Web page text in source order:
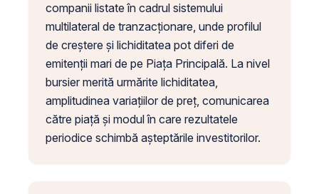
companii listate în cadrul sistemului
multilateral de tranzacționare, unde profilul
de creștere și lichiditatea pot diferi de
emitenții mari de pe Piața Principală. La nivel
bursier merită urmărite lichiditatea,
amplitudinea variațiilor de preț, comunicarea
către piață și modul în care rezultatele
periodice schimbă așteptările investitorilor.